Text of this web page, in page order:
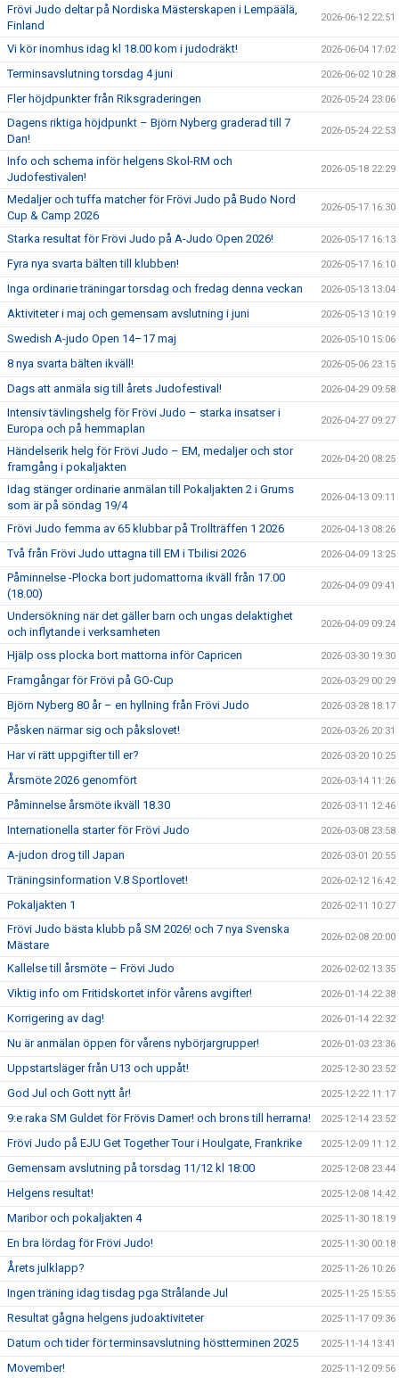
Frövi Judo deltar på Nordiska Mästerskapen i Lempäälä,
Finland
2026-06-12 22:51
Vi kör inomhus idag kl 18.00 kom i judodräkt! 2026-06-04 17:02
Terminsavslutning torsdag 4 juni 2026-06-02 10:28
Fler höjdpunkter från Riksgraderingen 2026-05-24 23:06
Dagens riktiga höjdpunkt – Björn Nyberg graderad till 7
Dan!
2026-05-24 22:53
Info och schema inför helgens Skol-RM och
Judofestivalen!
2026-05-18 22:29
Medaljer och tuffa matcher för Frövi Judo på Budo Nord
Cup & Camp 2026
2026-05-17 16:30
Starka resultat för Frövi Judo på A-Judo Open 2026! 2026-05-17 16:13
Fyra nya svarta bälten till klubben! 2026-05-17 16:10
Inga ordinarie träningar torsdag och fredag denna veckan 2026-05-13 13:04
Aktiviteter i maj och gemensam avslutning i juni 2026-05-13 10:19
Swedish A-judo Open 14–17 maj 2026-05-10 15:06
8 nya svarta bälten ikväll! 2026-05-06 23:15
Dags att anmäla sig till årets Judofestival! 2026-04-29 09:58
Intensiv tävlingshelg för Frövi Judo – starka insatser i
Europa och på hemmaplan
2026-04-27 09:27
Händelserik helg för Frövi Judo – EM, medaljer och stor
framgång i pokaljakten
2026-04-20 08:25
Idag stänger ordinarie anmälan till Pokaljakten 2 i Grums
som är på söndag 19/4
2026-04-13 09:11
Frövi Judo femma av 65 klubbar på Trollträffen 1 2026 2026-04-13 08:26
Två från Frövi Judo uttagna till EM i Tbilisi 2026 2026-04-09 13:25
Påminnelse -Plocka bort judomattorna ikväll från 17.00
(18.00)
2026-04-09 09:41
Undersökning när det gäller barn och ungas delaktighet
och inflytande i verksamheten
2026-04-09 09:24
Hjälp oss plocka bort mattorna inför Capricen 2026-03-30 19:30
Framgångar för Frövi på GO-Cup 2026-03-29 00:29
Björn Nyberg 80 år – en hyllning från Frövi Judo 2026-03-28 18:17
Påsken närmar sig och påkslovet! 2026-03-26 20:31
Har vi rätt uppgifter till er? 2026-03-20 10:25
Årsmöte 2026 genomfört 2026-03-14 11:26
Påminnelse årsmöte ikväll 18.30 2026-03-11 12:46
Internationella starter för Frövi Judo 2026-03-08 23:58
A-judon drog till Japan 2026-03-01 20:55
Träningsinformation V.8 Sportlovet! 2026-02-12 16:42
Pokaljakten 1 2026-02-11 10:27
Frövi Judo bästa klubb på SM 2026! och 7 nya Svenska
Mästare
2026-02-08 20:00
Kallelse till årsmöte – Frövi Judo 2026-02-02 13:35
Viktig info om Fritidskortet inför vårens avgifter! 2026-01-14 22:38
Korrigering av dag! 2026-01-14 22:32
Nu är anmälan öppen för vårens nybörjargrupper! 2026-01-03 23:36
Uppstartsläger från U13 och uppåt! 2025-12-30 23:52
God Jul och Gott nytt år! 2025-12-22 11:17
9:e raka SM Guldet för Frövis Damer! och brons till herrarna! 2025-12-14 23:52
Frövi Judo på EJU Get Together Tour i Houlgate, Frankrike 2025-12-09 11:12
Gemensam avslutning på torsdag 11/12 kl 18:00 2025-12-08 23:44
Helgens resultat! 2025-12-08 14:42
Maribor och pokaljakten 4 2025-11-30 18:19
En bra lördag för Frövi Judo! 2025-11-30 00:18
Årets julklapp? 2025-11-26 10:26
Ingen träning idag tisdag pga Strålande Jul 2025-11-25 15:55
Resultat gågna helgens judoaktiviteter 2025-11-17 09:36
Datum och tider för terminsavslutning höstterminen 2025 2025-11-14 13:41
Movember! 2025-11-12 09:56